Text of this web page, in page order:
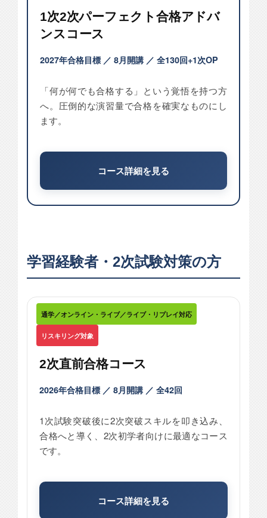
1次2次パーフェクト合格アドバ
ンスコース
2027年合格目標 ／ 8月開講 ／ 全130回+1次OP
「何が何でも合格する」という覚悟を持つ方
へ。圧倒的な演習量で合格を確実なものにし
ます。
コース詳細を見る
学習経験者・2次試験対策の方
通学／オンライン・ライブ／ライブ・リプレイ対応
リスキリング対象
2次直前合格コース
2026年合格目標 ／ 8月開講 ／ 全42回
1次試験突破後に2次突破スキルを叩き込み、
合格へと導く、2次初学者向けに最適なコース
です。
コース詳細を見る